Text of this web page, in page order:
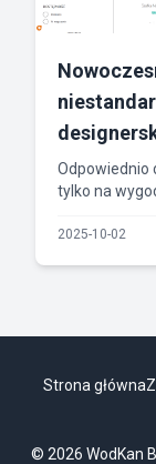
Odpowiednio
tylko na
2025-10-02
Strona główna
© 2026 WodKan